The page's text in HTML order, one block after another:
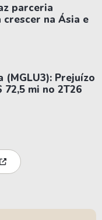
parceria
na Ásia e
(MGLU3): Prejuízo
72,5 mi no 2T26